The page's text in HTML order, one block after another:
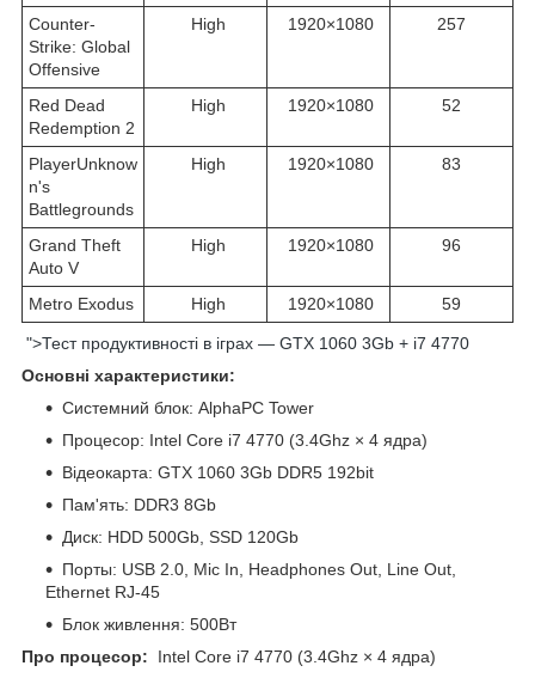
Counter-
Strike: Global
Offensive
High 1920×1080 257
Red Dead
Redemption 2
High 1920×1080 52
PlayerUnknow
n's
Battlegrounds
High 1920×1080 83
Grand Theft
Auto V
High 1920×1080 96
Metro Exodus High 1920×1080 59
">Тест продуктивності в іграх — GTX 1060 3Gb + i7 4770
Основні характеристики:
Системний блок: AlphaPC Tower
Процесор: Intel Core i7 4770 (3.4Ghz × 4 ядра)
Відеокарта: GTX 1060 3Gb DDR5 192bit
Пам'ять: DDR3 8Gb
Диск: HDD 500Gb, SSD 120Gb
Порты: USB 2.0, Mic In, Headphones Out, Line Out,
Ethernet RJ-45
Блок живлення: 500Вт
Про процесор:
Intel Core i7 4770 (3.4Ghz × 4 ядра)